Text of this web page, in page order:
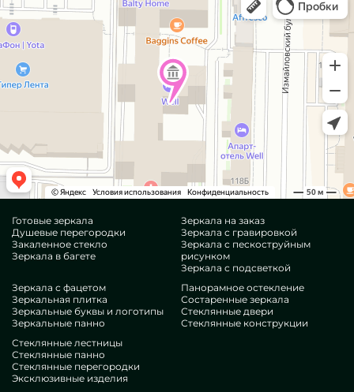
Готовые зеркала
Душевые перегородки
Закаленное стекло
Зеркала в багете
Зеркала на заказ
Зеркала с гравировкой
Зеркала с пескоструйным
рисунком
Зеркала с подсветкой
Зеркала с фацетом
Зеркальная плитка
Зеркальные буквы и логотипы
Зеркальные панно
Панорамное остекление
Состаренные зеркала
Стеклянные двери
Стеклянные конструкции
Стеклянные лестницы
Стеклянные панно
Стеклянные перегородки
Эксклюзивные изделия